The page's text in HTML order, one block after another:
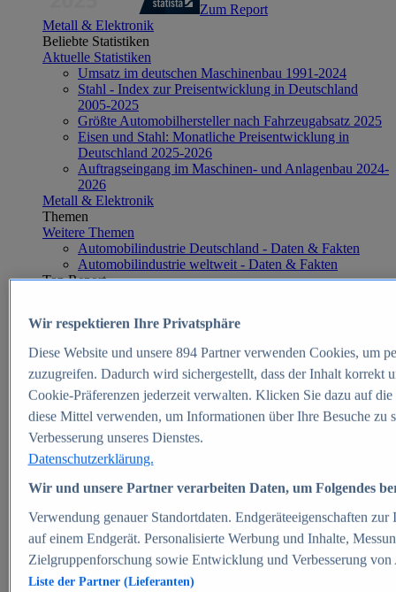
Zum Report
Metall & Elektronik
Beliebte Statistiken
Aktuelle Statistiken
Umsatz im deutschen Maschinenbau 1991-2024
Stahl - Index zur Preisentwicklung in Deutschland
2005-2025
Größte Automobilhersteller nach Fahrzeugabsatz 2025
Eisen und Stahl: Monatliche Preisentwicklung in
Deutschland 2025-2026
Auftragseingang im Maschinen- und Anlagenbau 2024-
2026
Metall & Elektronik
Themen
Weitere Themen
Automobilindustrie Deutschland - Daten & Fakten
Automobilindustrie weltweit - Daten & Fakten
Top Report
Zum Report
E-commerce
Beliebte Statistiken
Aktuelle Statistiken
E-Commerce - Entwicklung des Umsatzes in
Deutschland 1999-2025
Umsatz von Amazon in Deutschland und weltweit
2010-2025
B2C-E-Commerce: Top-50 Online Shops in
Deutschland 2024
Marktanteile von Online-Zahlungsverfahren in
Deutschland 2024
Umsatzstarke Warengruppen im Online-Handel in
Deutschland 2023-2025
Wir respektieren Ihre Privatsphäre
Diese Website und unsere 894Partner verwenden Cookies, um
zuzugreifen. Dadurch wird sichergestellt, dass der Inhalt korrekt
Cookie-Präferenzen jederzeit verwalten. Klicken Sie dazu auf
diese Mittel verwenden, um Informationen über Ihre Besuche
Verbesserung unseres Dienstes.
Datenschutzerklärung.
Wir und unsere Partner verarbeiten Daten, um Folgendes
Verwendung genauer Standortdaten. Endgeräteeigenschaften
auf einem Endgerät. Personalisierte Werbung und Inhalte,
Zielgruppenforschung sowie Entwicklung und Verbesserung von
Liste der Partner (Lieferanten)